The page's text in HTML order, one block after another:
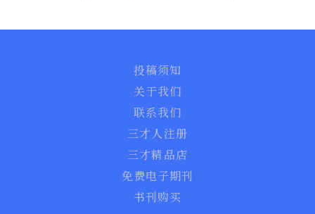
投稿须知
关于我们
联系我们
三才人注册
三才精品店
免费电子期刊
书刊购买